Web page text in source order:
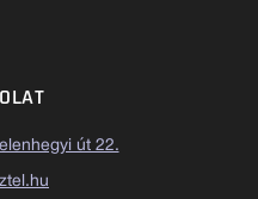
út 22.